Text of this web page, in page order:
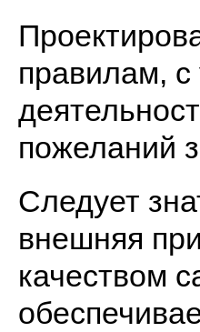
правилам, с
пожеланий
Следует
внешняя
качеством